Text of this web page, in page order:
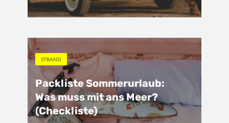
STRAND
Packliste Sommerurlaub:
Was muss mit ans Meer?
(Checkliste)